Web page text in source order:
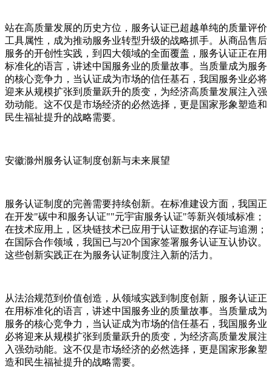
站在高质量发展的历史方位，服务认证已超越单纯的质量评价
工具属性，成为推动服务业转型升级的战略抓手。从商品售后
服务的开创性实践，到四大领域的全面覆盖，服务认证正在用
标准化的语言，讲述中国服务业的质量故事。当质量成为服务
的核心竞争力，当认证成为市场的信任基石，我国服务业必将
迎来从规模扩张到质量跃升的质变，为经济高质量发展注入强
劲动能。这不仅是市场经济的必然选择，更是国家形象塑造和
民生福祉提升的战略需要。
安徽滁州服务认证制度创新与未来展望
服务认证制度的完善需要持续创新。在标准建设方面，我国正
在开发"碳中和服务认证""元宇宙服务认证"等新兴领域标准；
在技术应用上，区块链技术已应用于认证数据的存证与追溯；
在国际合作领域，我国已与20个国家签署服务认证互认协议。
这些创新实践正在为服务认证制度注入新的活力。
从法治规范到价值创造，从领域实践到制度创新，服务认证正
在用标准化的语言，讲述中国服务业的质量故事。当质量成为
服务的核心竞争力，当认证成为市场的信任基石，我国服务业
必将迎来从规模扩张到质量跃升的质变，为经济高质量发展注
入强劲动能。这不仅是市场经济的必然选择，更是国家形象塑
造和民生福祉提升的战略需要。